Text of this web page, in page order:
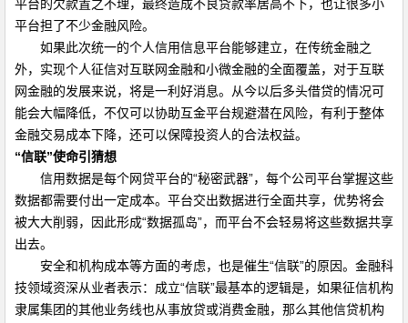
平台的欠款置之不理，最终造成不良贷款率居高不下，也让很多小
平台担了不少金融风险。
如果此次统一的个人信用信息平台能够建立，在传统金融之
外，实现个人征信对互联网金融和小微金融的全面覆盖，对于互联
网金融的发展来说，将是一利好消息。从今以后多头借贷的情况可
能会大幅降低，不仅可以协助互金平台规避潜在风险，有利于整体
金融交易成本下降，还可以保障投资人的合法权益。
“信联”使命引猜想
信用数据是每个网贷平台的“秘密武器”，每个公司平台掌握这些
数据都需要付出一定成本。平台交出数据进行全面共享，优势将会
被大大削弱，因此形成“数据孤岛”，而平台不会轻易将这些数据共享
出去。
安全和机构成本等方面的考虑，也是催生“信联”的原因。金融科
技领域资深从业者表示：成立“信联”最基本的逻辑是，如果征信机构
隶属集团的其他业务线也从事放贷或消费金融，那么其他信贷机构